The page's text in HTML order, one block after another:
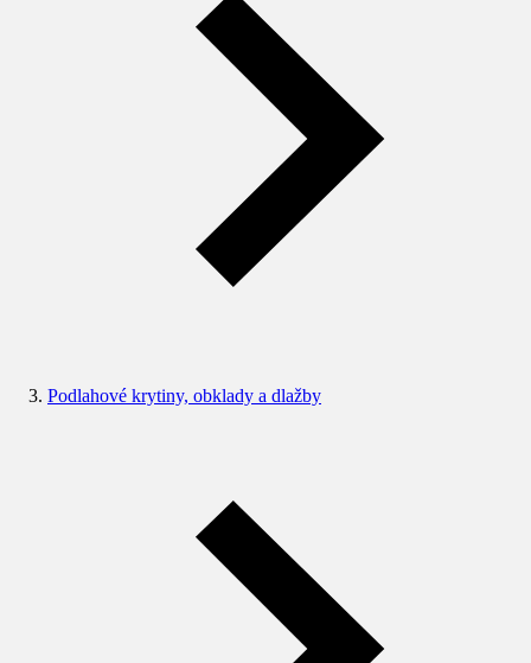
Podlahové krytiny, obklady a dlažby